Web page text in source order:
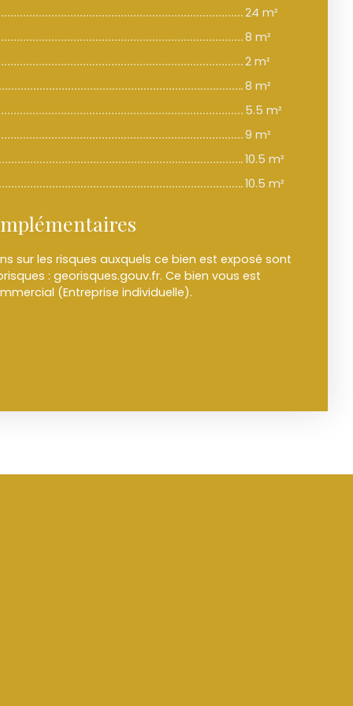
24 m²
8 m²
2 m²
8 m²
5.5 m²
9 m²
10.5 m²
10.5 m²
sur les risques auxquels ce bien est exposé sont
: georisques.gouv.fr. Ce bien vous est
(Entreprise individuelle).